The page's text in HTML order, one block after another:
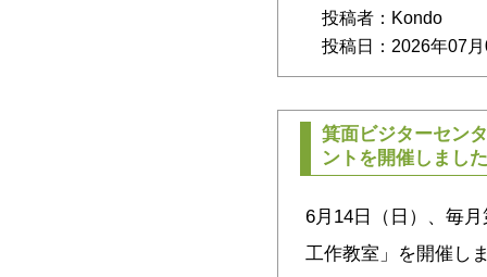
投稿者：Kondo
投稿日：2026年07
箕面ビジターセン
ントを開催しまし
6月14日（日）、毎
工作教室」を開催し